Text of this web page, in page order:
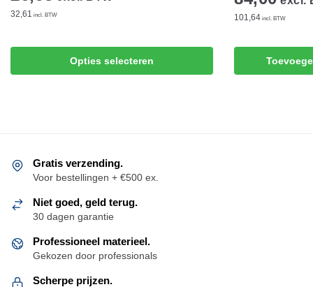
32,61 incl. BTW
Opties selecteren
product
kan
worden
de
productpagina
101,64 incl. BTW
Gratis verzending.
Voor bestellingen + €500 ex.
Niet goed, geld terug.
30 dagen garantie
Professioneel materieel.
Gekozen door professionals
Scherpe prijzen.